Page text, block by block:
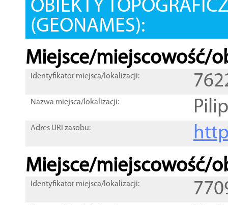
OBIEKTY
(GEONAMES):
Miejsce/miejscowość/
Identyfikator miejsca/lokalizacji:
Nazwa miejsca/lokalizacji:
Adres URI zasobu:
Miejsce/miejscowość/
Identyfikator miejsca/lokalizacji: